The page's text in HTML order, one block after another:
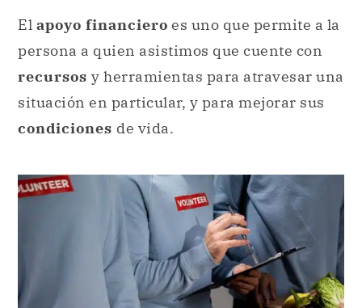
El apoyo financiero es uno que permite a la
persona a quien asistimos que cuente con
recursos y herramientas para atravesar una
situación en particular, y para mejorar sus
condiciones de vida.